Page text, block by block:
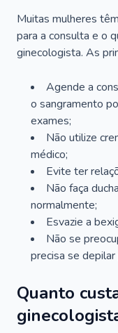
Muitas mulheres
para a consulta e o
ginecologista. As
Agende a
o sangramento
exames;
Não utilize
médico;
Evite ter
Não faça
normalmente;
Esvazie a
Não se
precisa se
Quanto